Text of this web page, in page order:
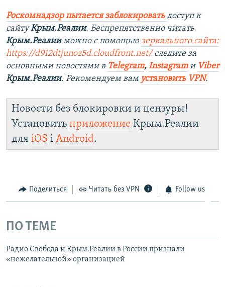
Роскомнадзор пытается заблокировать доступ к
сайтуКрым.Реалии. Беспрепятственно читать
Крым.Реалииможно с помощью зеркального сайта:
https://d912dtjunoz5d.cloudfront.net/ следите за
основными новостями в Telegram, Instagramи Viber
Крым.Реалии. Рекомендуем вам установить VPN.
Новости без блокировки и цензуры!
Установить приложение Крым.Реалии
для iOS і Android.
Поделиться Читать без VPN Follow us
ПО ТЕМЕ
Радио Свобода и Крым.Реалии в России признали
«нежелательной» организацией